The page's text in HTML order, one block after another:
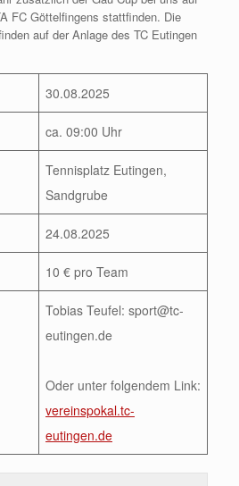
FC Göttelfingens stattfinden. Die
auf der Anlage des TC Eutingen
30.08.2025
ca. 09:00 Uhr
Tennisplatz Eutingen,
Sandgrube
24.08.2025
10 € pro Team
Tobias Teufel: sport@tc-
eutingen.de
Oder unter folgendem Link:
vereinspokal.tc-
eutingen.de